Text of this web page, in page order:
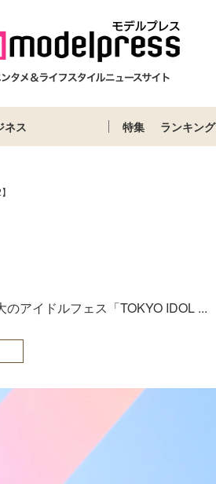
ネス 特集 ランキング
アイドルフェス「TOKYO IDOL ...